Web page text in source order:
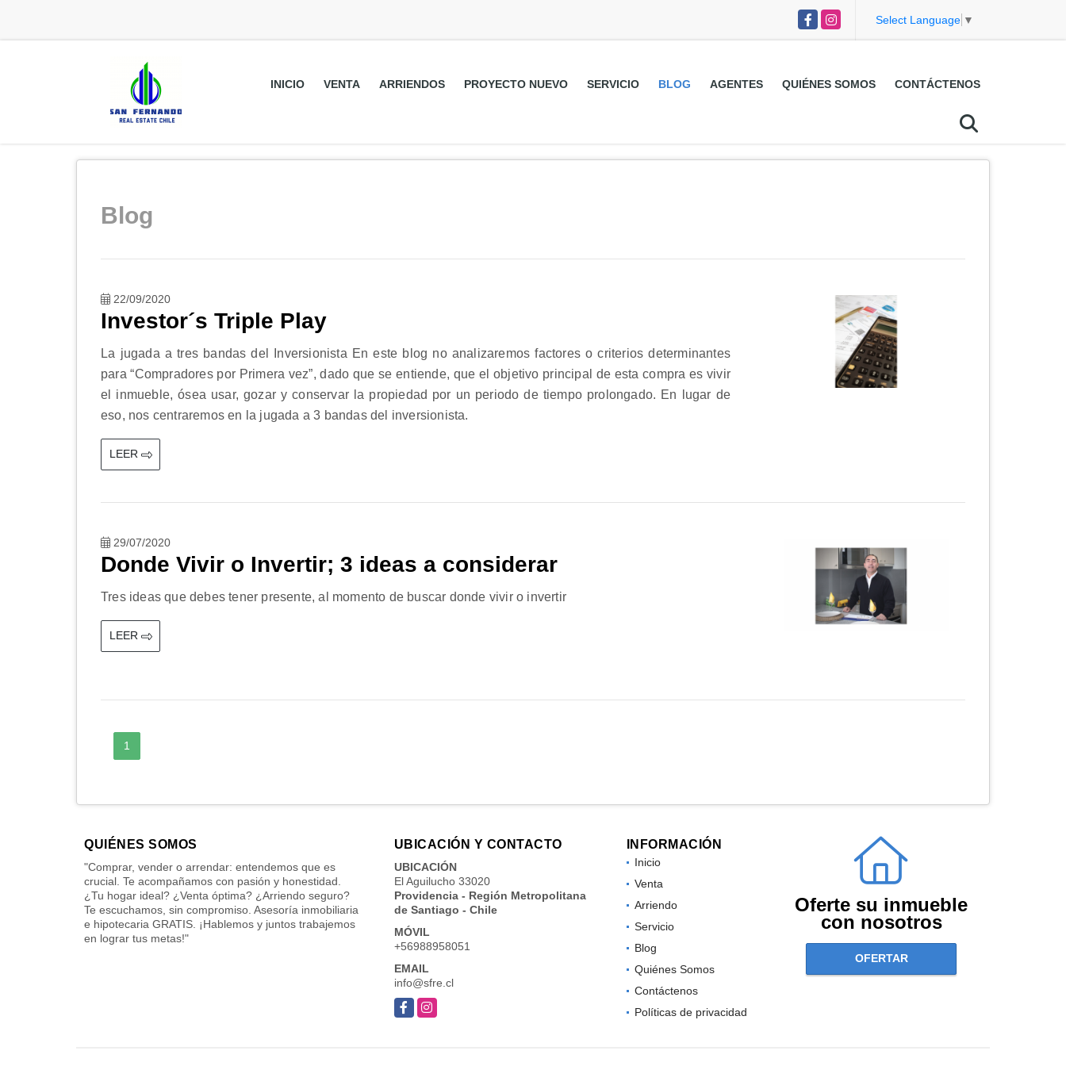
FacebookInstagram Select Language ▼
INICIO VENTA ARRIENDOS PROYECTO NUEVO SERVICIO BLOG AGENTES QUIÉNES SOMOS CONTÁCTENOS
Blog
22/09/2020
Investor´s Triple Play
La jugada a tres bandas del Inversionista En este blog no analizaremos factores o criterios determinantes
para “Compradores por Primera vez”, dado que se entiende, que el objetivo principal de esta compra es vivir
el inmueble, ósea usar, gozar y conservar la propiedad por un periodo de tiempo prolongado. En lugar de
eso, nos centraremos en la jugada a 3 bandas del inversionista.
LEER
29/07/2020
Donde Vivir o Invertir; 3 ideas a considerar
Tres ideas que debes tener presente, al momento de buscar donde vivir o invertir
LEER
1
QUIÉNES SOMOS
"Comprar, vender o arrendar: entendemos que es
crucial. Te acompañamos con pasión y honestidad.
¿Tu hogar ideal? ¿Venta óptima? ¿Arriendo seguro?
Te escuchamos, sin compromiso. Asesoría inmobiliaria
e hipotecaria GRATIS. ¡Hablemos y juntos trabajemos
en lograr tus metas!"
UBICACIÓN Y CONTACTO
UBICACIÓN
El Aguilucho 33020
Providencia - Región Metropolitana
de Santiago - Chile
MÓVIL
+56988958051
EMAIL
info@sfre.cl
FacebookInstagram
INFORMACIÓN
Inicio
Venta
Arriendo
Servicio
Blog
Quiénes Somos
Contáctenos
Políticas de privacidad
Oferte su inmueble
con nosotros
OFERTAR